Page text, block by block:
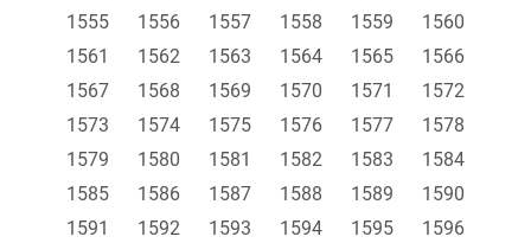
1555
1556 1557 1558 1559
1560
1561
1562 1563 1564 1565
1566
1567
1568 1569 1570 1571
1572
1573
1574 1575 1576 1577
1578
1579
1580 1581 1582 1583
1584
1585
1586 1587 1588 1589
1590
1591
1592 1593 1594 1595
1596